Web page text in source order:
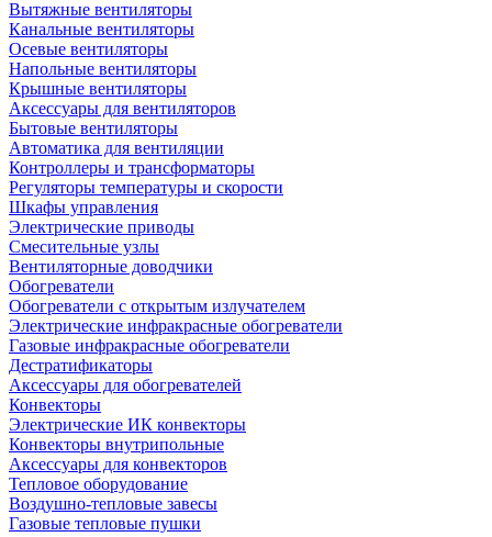
Вытяжные вентиляторы
Канальные вентиляторы
Осевые вентиляторы
Напольные вентиляторы
Крышные вентиляторы
Аксессуары для вентиляторов
Бытовые вентиляторы
Автоматика для вентиляции
Контроллеры и трансформаторы
Регуляторы температуры и скорости
Шкафы управления
Электрические приводы
Смесительные узлы
Вентиляторные доводчики
Обогреватели
Обогреватели с открытым излучателем
Электрические инфракрасные обогреватели
Газовые инфракрасные обогреватели
Дестратификаторы
Аксессуары для обогревателей
Конвекторы
Электрические ИК конвекторы
Конвекторы внутрипольные
Аксессуары для конвекторов
Тепловое оборудование
Воздушно-тепловые завесы
Газовые тепловые пушки